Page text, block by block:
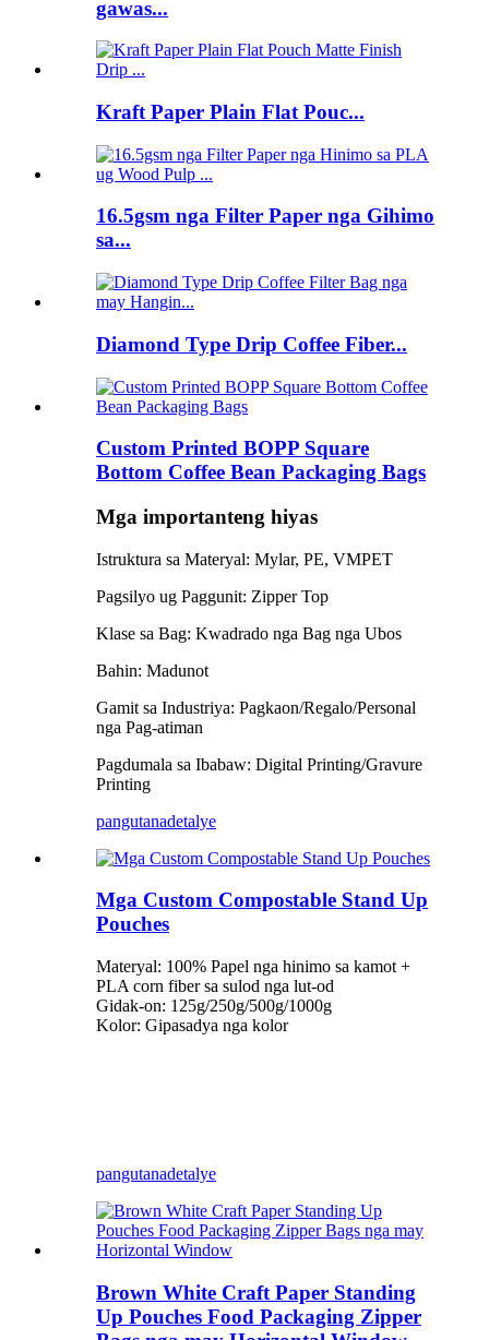
gawas...
Kraft Paper Plain Flat Pouc...
16.5gsm nga Filter Paper nga Gihimo
sa...
Diamond Type Drip Coffee Fiber...
Custom Printed BOPP Square
Bottom Coffee Bean Packaging Bags
Mga importanteng hiyas
Istruktura sa Materyal: Mylar, PE, VMPET
Pagsilyo ug Paggunit: Zipper Top
Klase sa Bag: Kwadrado nga Bag nga Ubos
Bahin: Madunot
Gamit sa Industriya: Pagkaon/Regalo/Personal
nga Pag-atiman
Pagdumala sa Ibabaw: Digital Printing/Gravure
Printing
pangutanadetalye
Mga Custom Compostable Stand Up
Pouches
Materyal: 100% Papel nga hinimo sa kamot +
PLA corn fiber sa sulod nga lut-od
Gidak-on: 125g/250g/500g/1000g
Kolor: Gipasadya nga kolor
pangutanadetalye
Brown White Craft Paper Standing
Up Pouches Food Packaging Zipper